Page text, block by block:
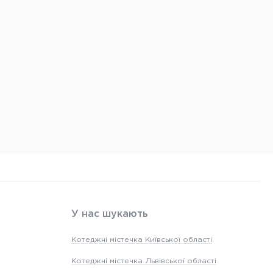
У нас шукають
Котеджні містечка Київської області
Котеджні містечка Львівської області